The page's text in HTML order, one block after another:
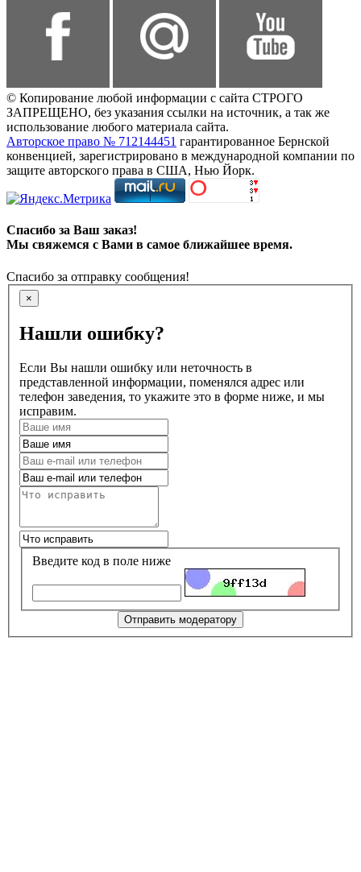
© Копирование любой информации с сайта СТРОГО
ЗАПРЕЩЕНО, без указания ссылки на источник, а так же
использование любого материала сайта.
Авторское право № 712144451 гарантированное Бернской
конвенцией, зарегистрировано в международной компании по
защите авторского права в США, Нью Йорк.
Спасибо за Ваш заказ!
Мы свяжемся с Вами в самое ближайшее время.
Спасибо за отправку сообщения!
×
Нашли ошибку?
Если Вы нашли ошибку или неточность в
представленной информации, поменялся адрес или
телефон заведения, то укажите это в форме ниже, и мы
исправим.
Введите код в поле ниже
Отправить модератору